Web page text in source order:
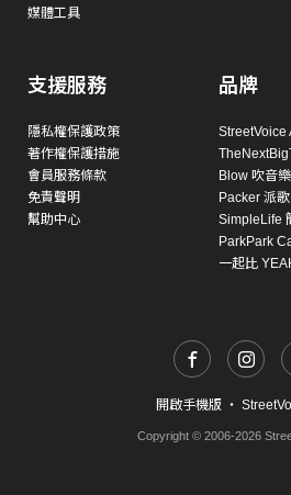
媒體工具
支援服務
隱私權保護政策
著作權保護措施
會員服務條款
免責聲明
幫助中心
品牌
StreetVoice
Blow 吹音樂
Packer 派歌
SimpleLife
ParkPark
一起比
開啟手機版 ・
Copyright © 2006-2026